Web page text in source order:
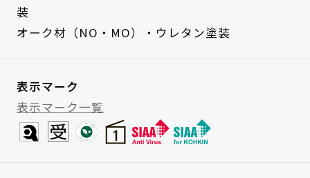
装
オーク材（NO・MO）・ウレタン塗装
表示マーク
表示マーク一覧